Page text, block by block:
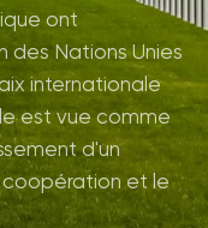
ont
des Nations Unies
internationale
est vue comme
d'un
coopération et le